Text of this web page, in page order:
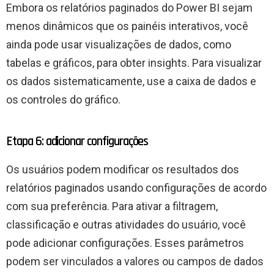
Embora os relatórios paginados do Power BI sejam
menos dinâmicos que os painéis interativos, você
ainda pode usar visualizações de dados, como
tabelas e gráficos, para obter insights. Para visualizar
os dados sistematicamente, use a caixa de dados e
os controles do gráfico.
Etapa 6: adicionar configurações
Os usuários podem modificar os resultados dos
relatórios paginados usando configurações de acordo
com sua preferência. Para ativar a filtragem,
classificação e outras atividades do usuário, você
pode adicionar configurações. Esses parâmetros
podem ser vinculados a valores ou campos de dados